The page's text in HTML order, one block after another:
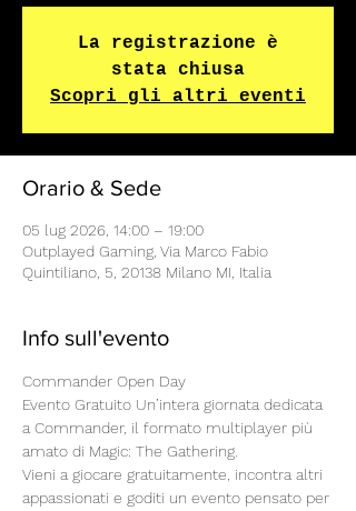
La registrazione è
stata chiusa
Scopri gli altri eventi
Orario & Sede
05 lug 2026, 14:00 – 19:00
Outplayed Gaming, Via Marco Fabio
Quintiliano, 5, 20138 Milano MI, Italia
Info sull'evento
Commander Open Day
Evento Gratuito Un’intera giornata dedicata
a Commander, il formato multiplayer più
amato di Magic: The Gathering.
Vieni a giocare gratuitamente, incontra altri
appassionati e goditi un evento pensato per